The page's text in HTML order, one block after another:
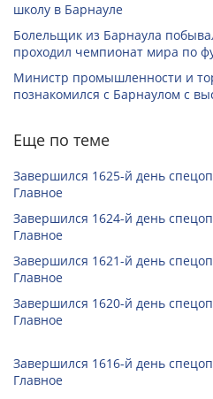
школу в Барнауле
Болельщик из Барнаула
проходил чемпионат мира по
Министр промышленности и
познакомился с Барнаулом с
Еще по теме
Завершился 1625-й день
Главное
Завершился 1624-й день
Главное
Завершился 1621-й день
Главное
Завершился 1620-й день
Главное
Завершился 1616-й день
Главное